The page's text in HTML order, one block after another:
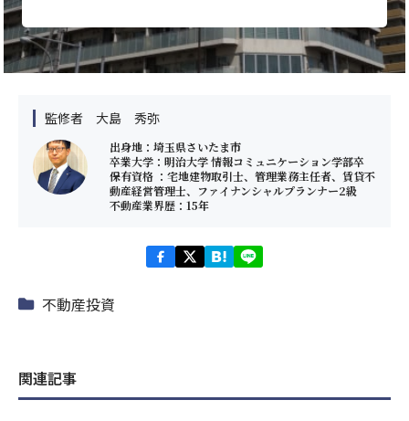
監修者 大島 秀弥
出身地：埼玉県さいたま市
卒業大学：明治大学 情報コミュニケーション学部卒
保有資格 ：宅地建物取引士、管理業務主任者、賃貸不
動産経営管理士、ファイナンシャルプランナー2級
不動産業界歴：15年
不動産投資
関連記事